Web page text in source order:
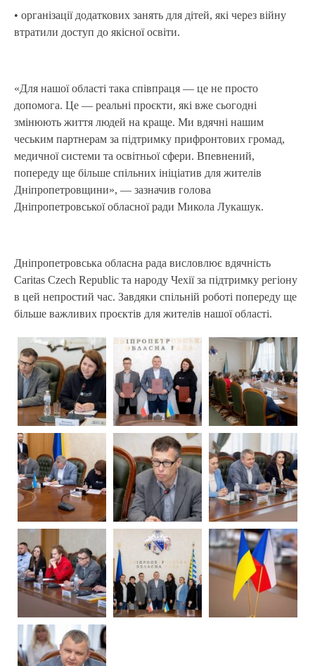
• організації додаткових занять для дітей, які через війну
втратили доступ до якісної освіти.
«Для нашої області така співпраця — це не просто
допомога. Це — реальні проєкти, які вже сьогодні
змінюють життя людей на краще. Ми вдячні нашим
чеським партнерам за підтримку прифронтових громад,
медичної системи та освітньої сфери. Впевнений,
попереду ще більше спільних ініціатив для жителів
Дніпропетровщини», — зазначив голова
Дніпропетровської обласної ради Микола Лукашук.
Дніпропетровська обласна рада висловлює вдячність
Caritas Czech Republic та народу Чехії за підтримку регіону
в цей непростий час. Завдяки спільній роботі попереду ще
більше важливих проєктів для жителів нашої області.